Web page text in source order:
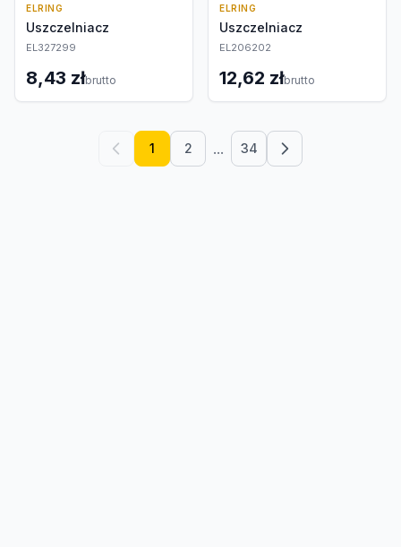
ELRING
Uszczelniacz
EL327299
8,43 złbrutto
ELRING
Uszczelniacz
EL206202
12,62 złbrutto
1 2 ... 34